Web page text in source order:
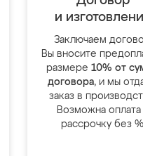
и
Заключаем
Вы вносите
размере 10% от
договора, и мы
заказ в
Возможна оплата
рассрочку без